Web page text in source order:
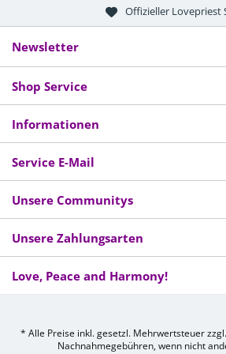
Offizieller Lovepriest
Newsletter
Shop Service
Informationen
Service E-Mail
Unsere Communitys
Unsere Zahlungsarten
Love, Peace and Harmony!
* Alle Preise inkl. gesetzl. Mehrwertsteuer zzgl.
Nachnahmegebühren, wenn nicht